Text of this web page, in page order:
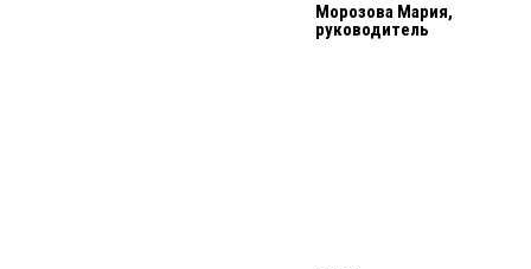
Морозова Мария,
руководитель